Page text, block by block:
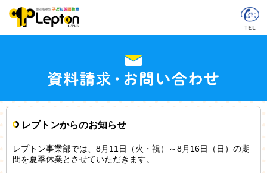
レプトンからのお知らせ
レプトン事業部では、8月11日（火・祝）～8月16日（日）の期
間を夏季休業とさせていただきます。